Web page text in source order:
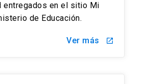
entregados en el sitio Mi
de Educación.
Ver más launch